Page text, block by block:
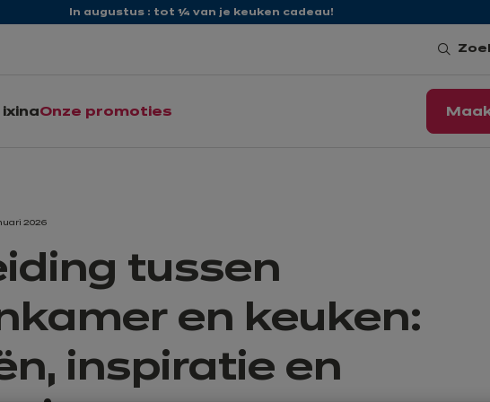
In augustus : tot ¼ van je keuken cadeau!
ixinaOnze promoties
2026
tussen
en keuken:
inspiratie en